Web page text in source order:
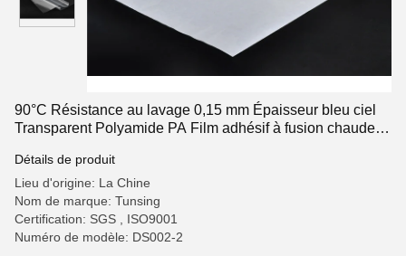
90°C Résistance au lavage 0,15 mm Épaisseur bleu ciel
Transparent Polyamide PA Film adhésif à fusion chaude
Détails de produit
Lieu d'origine: La Chine
Nom de marque: Tunsing
Certification: SGS , ISO9001
Numéro de modèle: DS002-2